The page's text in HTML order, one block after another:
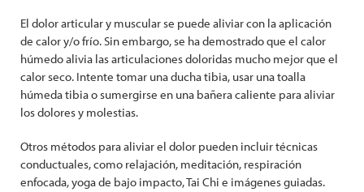
El dolor articular y muscular se puede aliviar con la aplicación
de calor y/o frío. Sin embargo, se ha demostrado que el calor
húmedo alivia las articulaciones doloridas mucho mejor que el
calor seco. Intente tomar una ducha tibia, usar una toalla
húmeda tibia o sumergirse en una bañera caliente para aliviar
los dolores y molestias.
Otros métodos para aliviar el dolor pueden incluir técnicas
conductuales, como relajación, meditación, respiración
enfocada, yoga de bajo impacto, Tai Chi e imágenes guiadas.